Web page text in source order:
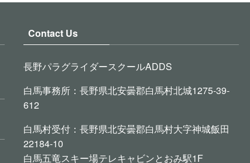
Contact Us
長野パラグライダースクールADDS
白馬事務所：長野県北安曇郡白馬村北城1275-39-
612
白馬村受付：長野県北安曇郡白馬村大字神城飯田
22184-10
白馬五竜スキー場テレキャビンとおみ駅1F